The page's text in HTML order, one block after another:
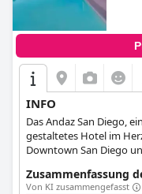
INFO
Das Andaz San Diego,
gestaltetes Hotel im
Downtown San Diego
Gäste können den Pool
Zusammenfassung
Von KI zusammengefasst